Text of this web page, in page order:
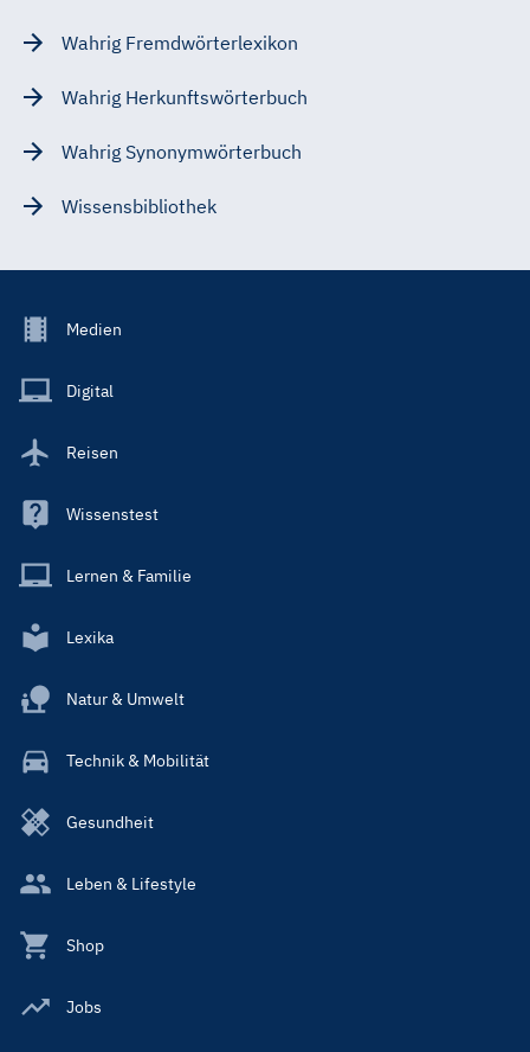
Wahrig Fremdwörterlexikon
Wahrig Herkunftswörterbuch
Wahrig Synonymwörterbuch
Wissensbibliothek
Footer
Main
Medien
Digital
Reisen
Wissenstest
Lernen & Familie
Lexika
Natur & Umwelt
Technik & Mobilität
Gesundheit
Leben & Lifestyle
Shop
Jobs